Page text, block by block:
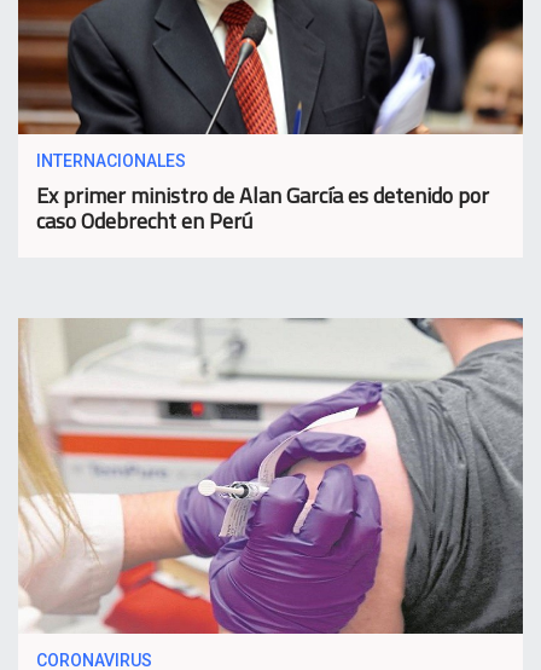
INTERNACIONALES
Ex primer ministro de Alan García es detenido por
caso Odebrecht en Perú
CORONAVIRUS